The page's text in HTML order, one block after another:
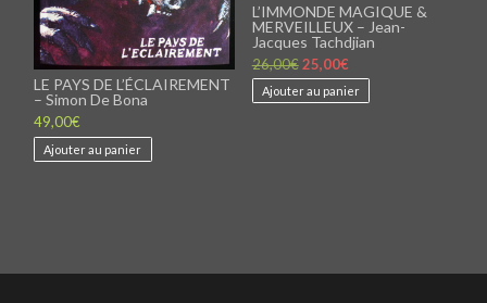
LE PAYS DE L’ÉCLAIREMENT
– Simon De Bona
49,00€
Ajouter au panier
L’IMMONDE MAGIQUE &
MERVEILLEUX – Jean-
Jacques Tachdjian
26,00€ Le
prix
initial
était :
25,00€Le
prix
actuel
est :
Ajouter au panier